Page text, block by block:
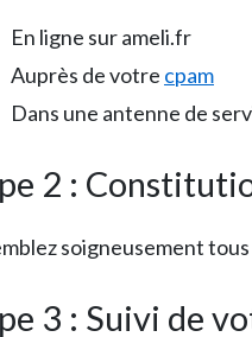
En ligne sur ameli.fr
Auprès de votre cpam
Dans une antenne de
2 :
soigneusement
3 : Suivi de